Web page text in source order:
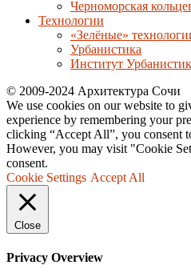
Черноморская
Технологии
«Зелёные»
Урбанистика
Институт
© 2009-2024 Архитектура Сочи
We use cookies on our website to
experience by remembering your
clicking “Accept All”, you consent
However, you may visit "Cookie
consent.
Cookie Settings Accept All
Close
Privacy Overview